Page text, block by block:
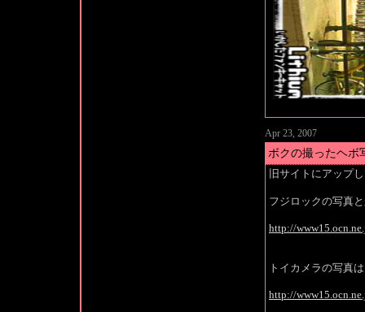
Apr 23, 2007
ボクの撮ったヘボ
旧サイトにアップ
フジロックの写真
http://
トイカメラの写真
http://